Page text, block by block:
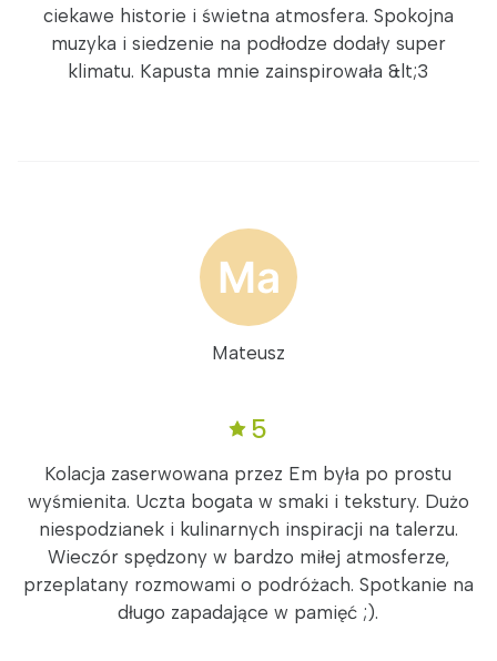
ciekawe historie i świetna atmosfera. Spokojna
muzyka i siedzenie na podłodze dodały super
klimatu. Kapusta mnie zainspirowała &lt;3
Mateusz
5
Kolacja zaserwowana przez Em była po prostu
wyśmienita. Uczta bogata w smaki i tekstury. Dużo
niespodzianek i kulinarnych inspiracji na talerzu.
Wieczór spędzony w bardzo miłej atmosferze,
przeplatany rozmowami o podróżach. Spotkanie na
długo zapadające w pamięć ;).